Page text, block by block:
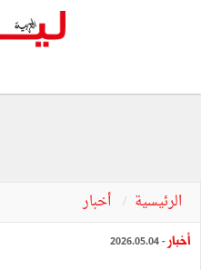
الرئيسية أخبار
أخبار - 2026.05.04